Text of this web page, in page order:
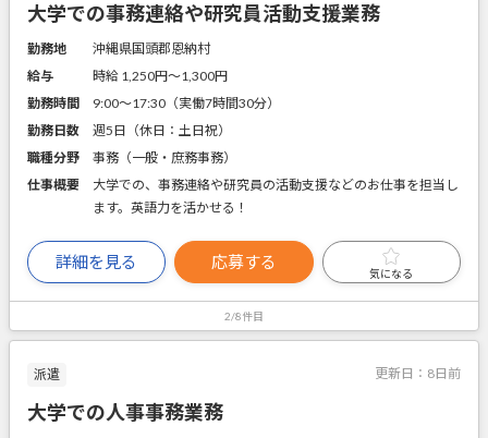
大学での事務連絡や研究員活動支援業務
勤務地
沖縄県国頭郡恩納村
給与
時給 1,250円〜1,300円
勤務時間
9:00～17:30（実働7時間30分）
勤務日数
週5日（休日：土日祝）
職種分野
事務（一般・庶務事務）
仕事概要
大学での、事務連絡や研究員の活動支援などのお仕事を担当し
ます。英語力を活かせる！
詳細を見る 応募する
気になる
2/8件目
派遣 更新日： 8日前
大学での人事事務業務